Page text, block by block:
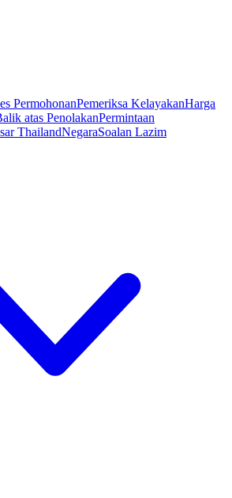
PermohonanPemeriksa KelayakanHarga
atas PenolakanPermintaan
ThailandNegaraSoalan Lazim